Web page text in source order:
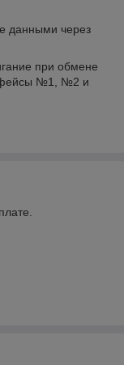
данными через
при обмене
№1, №2 и